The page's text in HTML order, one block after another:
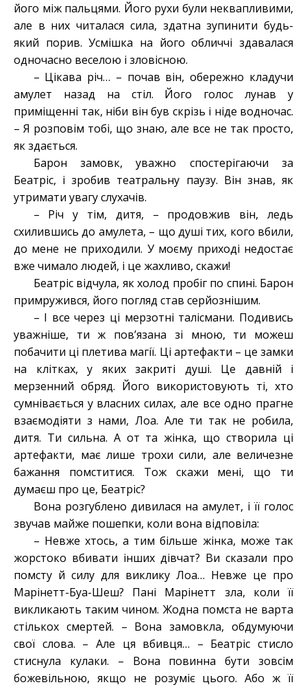
його між пальцями. Його рухи були неквапливими,
але в них читалася сила, здатна зупинити будь-
який порив. Усмішка на його обличчі здавалася
одночасно веселою і зловісною.
– Цікава річ… – почав він, обережно кладучи
амулет назад на стіл. Його голос лунав у
приміщенні так, ніби він був скрізь і ніде водночас.
– Я розповім тобі, що знаю, але все не так просто,
як здається.
Барон замовк, уважно спостерігаючи за
Беатріс, і зробив театральну паузу. Він знав, як
утримати увагу слухачів.
– Річ у тім, дитя, – продовжив він, ледь
схилившись до амулета, – що душі тих, кого вбили,
до мене не приходили. У моєму приході недостає
вже чимало людей, і це жахливо, скажи!
Беатріс відчула, як холод пробіг по спині. Барон
примружився, його погляд став серйознішим.
– І все через ці мерзотні талісмани. Подивись
уважніше, ти ж пов’язана зі мною, ти можеш
побачити ці плетива магії. Ці артефакти – це замки
на клітках, у яких закриті душі. Це давній і
мерзенний обряд. Його використовують ті, хто
сумнівається у власних силах, але все одно прагне
взаємодіяти з нами, Лоа. Але ти так не робила,
дитя. Ти сильна. А от та жінка, що створила ці
артефакти, має лише трохи сили, але величезне
бажання помститися. Тож скажи мені, що ти
думаєш про це, Беатріс?
Вона розгублено дивилася на амулет, і її голос
звучав майже пошепки, коли вона відповіла:
– Невже хтось, а тим більше жінка, може так
жорстоко вбивати інших дівчат? Ви сказали про
помсту й силу для виклику Лоа… Невже це про
Марінетт-Буа-Шеш? Пані Марінетт зла, коли її
викликають таким чином. Жодна помста не варта
стількох смертей. – Вона замовкла, обдумуючи
свої слова. – Але ця вбивця… – Беатріс стисло
стиснула кулаки. – Вона повинна бути зовсім
божевільною, якщо не розуміє цього. Або ж її